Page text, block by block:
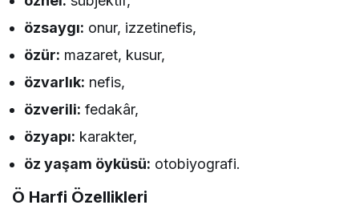
özsaygı: onur, izzetinefis,
özür: mazaret, kusur,
özvarlık: nefis,
özverili: fedakâr,
özyapı: karakter,
öz yaşam öyküsü: otobiyografi.
Ö Harfi Özellikleri